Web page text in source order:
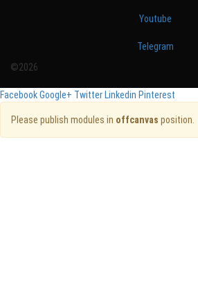
Youtube
Telegram
©2026
FacebookGoogle+ TwitterLinkedin Pinterest
Please publish modules in offcanvas position.